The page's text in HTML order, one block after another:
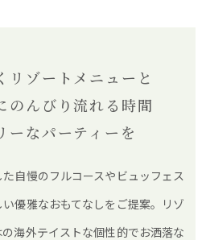
リゾートメニューと
のんびり流れる時間
ーなパーティーを
自慢のフルコースやビュッフェス
優雅なおもてなしをご提案。リゾ
海外テイストな個性的でお洒落な